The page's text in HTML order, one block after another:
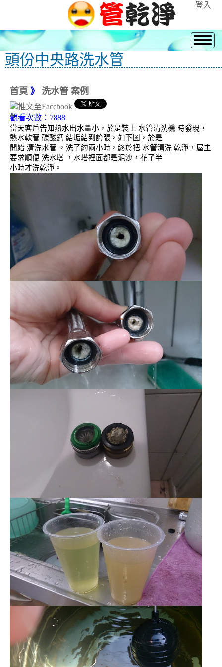
登入
頭份中央路洗水管
首頁 》 洗水管 案例
觀看次數：7888
當天客戶告知熱水出水量小，於是裝上 水管清洗機 時發現，
熱水軟管 碳酸鈣 結垢結到誇張，如下圖，於是
開始 清洗水管 ，洗了約兩小時，終於把 水管清洗 乾淨，屋主
要求順便 洗水塔 ，水塔裡面都是泥沙，花了半
小時才洗乾淨。